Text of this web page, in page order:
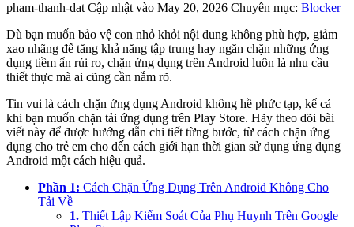
pham-thanh-dat Cập nhật vào May 20, 2026 Chuyên mục: Blocker
Dù bạn muốn bảo vệ con nhỏ khỏi nội dung không phù hợp, giảm
xao nhãng để tăng khả năng tập trung hay ngăn chặn những ứng
dụng tiềm ẩn rủi ro, chặn ứng dụng trên Android luôn là nhu cầu
thiết thực mà ai cũng cần nắm rõ.
Tin vui là cách chặn ứng dụng Android không hề phức tạp, kể cả
khi bạn muốn chặn tải ứng dụng trên Play Store. Hãy theo dõi bài
viết này để được hướng dẫn chi tiết từng bước, từ cách chặn ứng
dụng cho trẻ em cho đến cách giới hạn thời gian sử dụng ứng dụng
Android một cách hiệu quả.
Phần 1: Cách Chặn Ứng Dụng Trên Android Không Cho
Tải Về
1. Thiết Lập Kiểm Soát Của Phụ Huynh Trên Google